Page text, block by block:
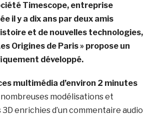
Timescope, entreprise
il y a dix ans par deux amis
et de nouvelles technologies,
Origines de Paris » propose un
développé.
multimédia d’environ 2 minutes
modélisations et
enrichies d’un commentaire audio